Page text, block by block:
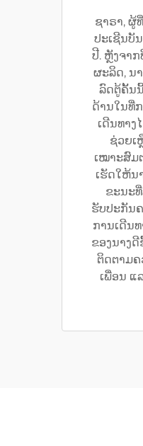
ຊາຣາ, ຜູ້
ປະເຊີນບັ
ປີ. ຫຼັງຈາກ
ຜະລິດ, ນ
ລົດຕູ້ຄັ້ນ
ດ້ານໃນທີ່
ເດີນທາງ
ຊ່ວຍເ
ເໝາະສົມ
ເຮັດໃຫ້ນ
ຂະນະ
ຮັບປະກັນ
ການເດີນ
ຂອງນາງ
ຕິດຕາມຄ
ເພື່ອນ ແ